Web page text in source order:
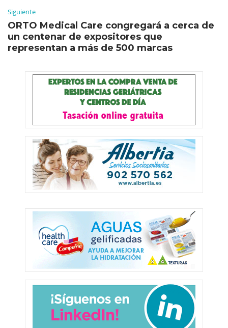
Siguiente
ORTO Medical Care congregará a cerca de
un centenar de expositores que
representan a más de 500 marcas